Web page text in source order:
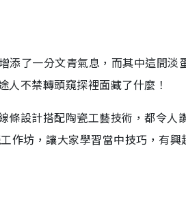
添了一分文青氣息，而其中這間淡
人不禁轉頭窺探裡面藏了什麼！
條設計搭配陶瓷工藝技術，都令人
作坊，讓大家學習當中技巧，有興